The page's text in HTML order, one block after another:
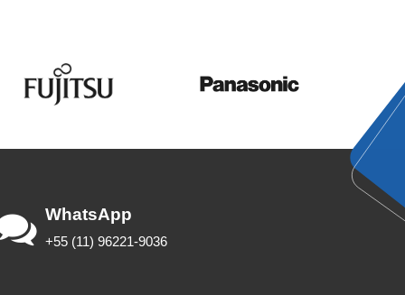
WhatsApp
+55 (11) 96221-9036